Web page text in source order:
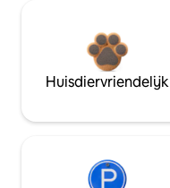
Huisdiervriendelijk